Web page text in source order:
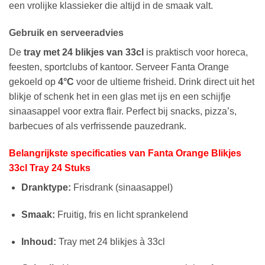
een vrolijke klassieker die altijd in de smaak valt.
Gebruik en serveeradvies
De tray met 24 blikjes van 33cl is praktisch voor horeca,
feesten, sportclubs of kantoor. Serveer Fanta Orange
gekoeld op 4°C voor de ultieme frisheid. Drink direct uit het
blikje of schenk het in een glas met ijs en een schijfje
sinaasappel voor extra flair. Perfect bij snacks, pizza’s,
barbecues of als verfrissende pauzedrank.
Belangrijkste specificaties van Fanta Orange Blikjes
33cl Tray 24 Stuks
Dranktype: Frisdrank (sinaasappel)
Smaak: Fruitig, fris en licht sprankelend
Inhoud: Tray met 24 blikjes à 33cl